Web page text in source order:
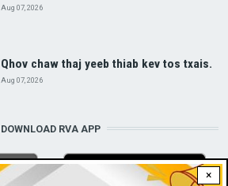
×
Aug 07, 2026
Qhov chaw thaj yeeb thiab kev tos txais.
Aug 07, 2026
DOWNLOAD RVA APP